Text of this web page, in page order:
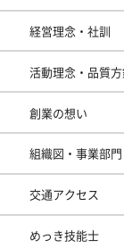
経営理念・社訓
活動理念・品質
創業の想い
組織図・事業部門
交通アクセス
めっき技能士